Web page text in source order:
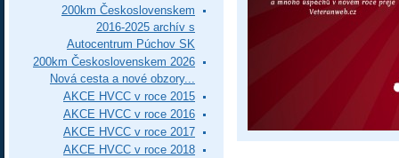
200km Československem
2016-2025 archív s
Autocentrum Púchov SK
200km Československem 2026
Nová cesta a nové obzory...
AKCE HVCC v roce 2015
AKCE HVCC v roce 2016
AKCE HVCC v roce 2017
AKCE HVCC v roce 2018